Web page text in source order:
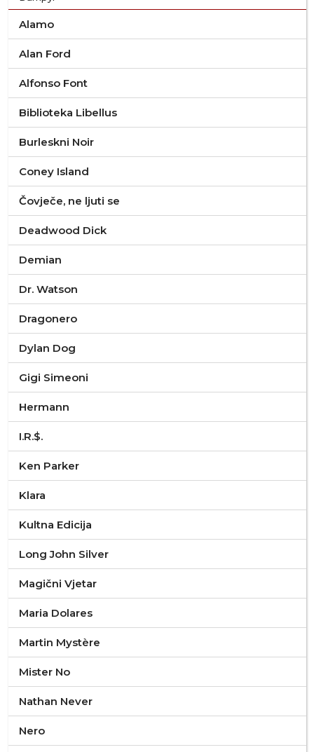
Alamo
Alan Ford
Alfonso Font
Biblioteka Libellus
Burleskni Noir
Coney Island
Čovječe, ne ljuti se
Deadwood Dick
Demian
Dr. Watson
Dragonero
Dylan Dog
Gigi Simeoni
Hermann
I.R.$.
Ken Parker
Klara
Kultna Edicija
Long John Silver
Magični Vjetar
Maria Dolares
Martin Mystère
Mister No
Nathan Never
Nero